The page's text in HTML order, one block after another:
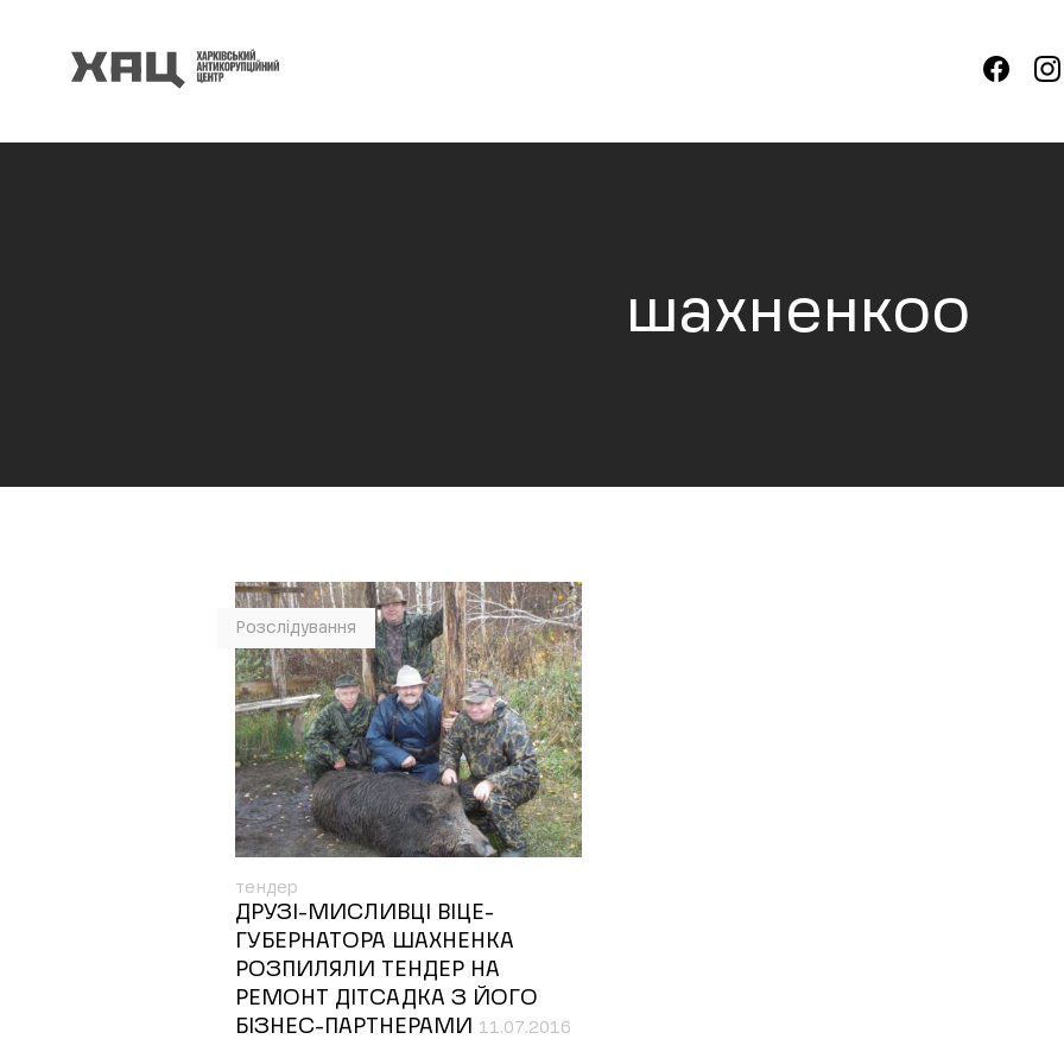
шахненкоо
Розслідування
тендер
ДРУЗІ-МИСЛИВЦІ ВІЦЕ-
ГУБЕРНАТОРА ШАХНЕНКА
РОЗПИЛЯЛИ ТЕНДЕР НА
РЕМОНТ ДІТСАДКА З ЙОГО
БІЗНЕС-ПАРТНЕРАМИ
11.07.2016